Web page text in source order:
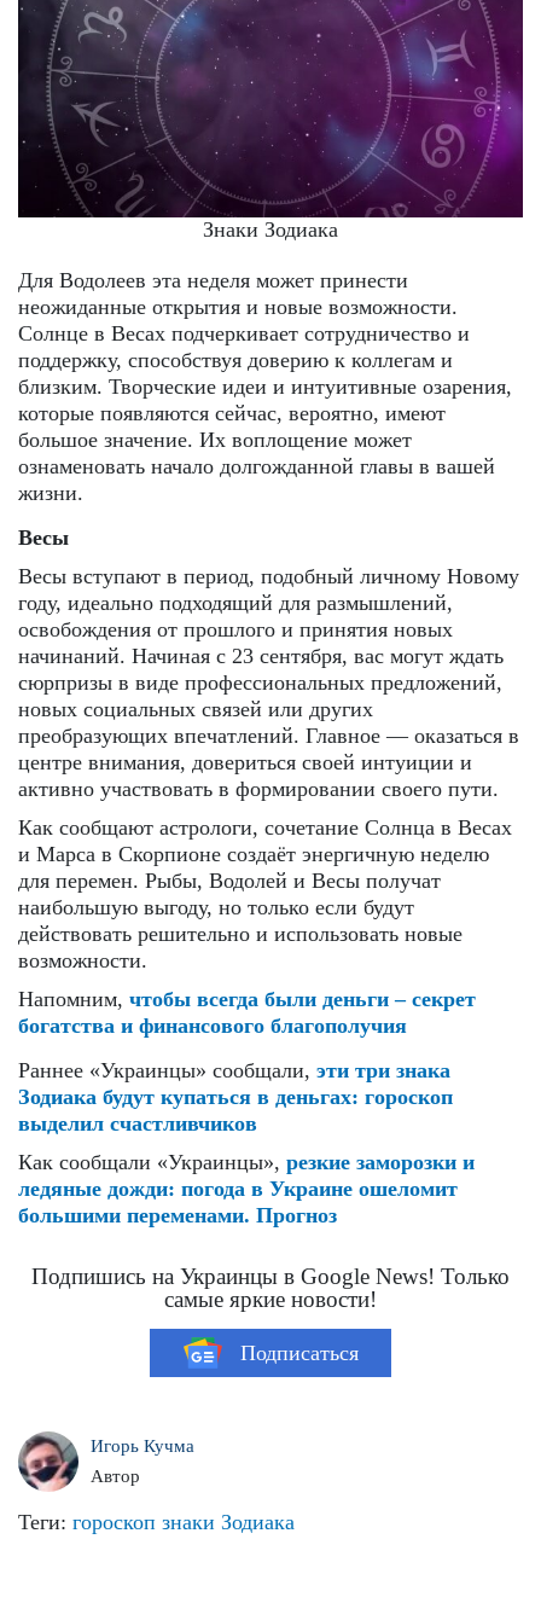
Знаки Зодиака
Для Водолеев эта неделя может принести
неожиданные открытия и новые возможности.
Солнце в Весах подчеркивает сотрудничество и
поддержку, способствуя доверию к коллегам и
близким. Творческие идеи и интуитивные озарения,
которые появляются сейчас, вероятно, имеют
большое значение. Их воплощение может
ознаменовать начало долгожданной главы в вашей
жизни.
Весы
Весы вступают в период, подобный личному Новому
году, идеально подходящий для размышлений,
освобождения от прошлого и принятия новых
начинаний. Начиная с 23 сентября, вас могут ждать
сюрпризы в виде профессиональных предложений,
новых социальных связей или других
преобразующих впечатлений. Главное — оказаться в
центре внимания, довериться своей интуиции и
активно участвовать в формировании своего пути.
Как сообщают астрологи, сочетание Солнца в Весах
и Марса в Скорпионе создаёт энергичную неделю
для перемен. Рыбы, Водолей и Весы получат
наибольшую выгоду, но только если будут
действовать решительно и использовать новые
возможности.
Напомним, чтобы всегда были деньги – секрет
богатства и финансового благополучия
Раннее «Украинцы» сообщали, эти три знака
Зодиака будут купаться в деньгах: гороскоп
выделил счастливчиков
Как сообщали «Украинцы», резкие заморозки и
ледяные дожди: погода в Украине ошеломит
большими переменами. Прогноз
Подпишись на Украинцы в Google News! Только
самые яркие новости!
Подписаться
Игорь Кучма
Автор
Теги: гороскоп знаки Зодиака